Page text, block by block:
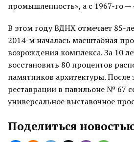
промышленность», а с 1967-го —
В этом году ВДНХ отмечает 85-
2014-м началась масштабная
возрождения комплекса. За 10
восстановить 80 процентов
памятников архитектуры. После
реставрации в павильоне № 67
универсальное выставочное
Поделиться